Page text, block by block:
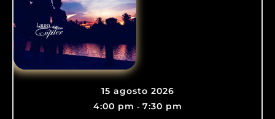
15 agosto 2026
4:00 pm - 7:30 pm